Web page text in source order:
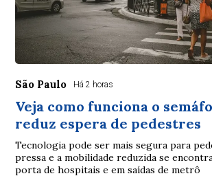
São Paulo Há 2 horas
Veja como funciona o
reduz espera de pedestres
Tecnologia pode ser mais segura para
pressa e a mobilidade reduzida se
porta de hospitais e em saídas de metrô